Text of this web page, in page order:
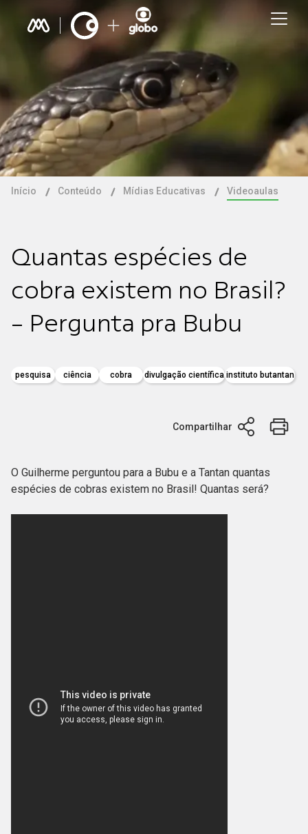
Início Conteúdo Mídias Educativas Videoaulas
Quantas espécies de
cobra existem no Brasil?
- Pergunta pra Bubu
pesquisa ciência cobra divulgação científica instituto butantan
Compartilhar
O Guilherme perguntou para a Bubu e a Tantan quantas
espécies de cobras existem no Brasil! Quantas será?